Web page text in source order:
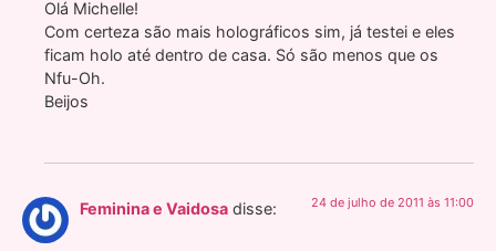
Olá Michelle!
Com certeza são mais holográficos sim, já testei e eles
ficam holo até dentro de casa. Só são menos que os
Nfu-Oh.
Beijos
Feminina e Vaidosa disse: 24 de julho de 2011 às 11:00